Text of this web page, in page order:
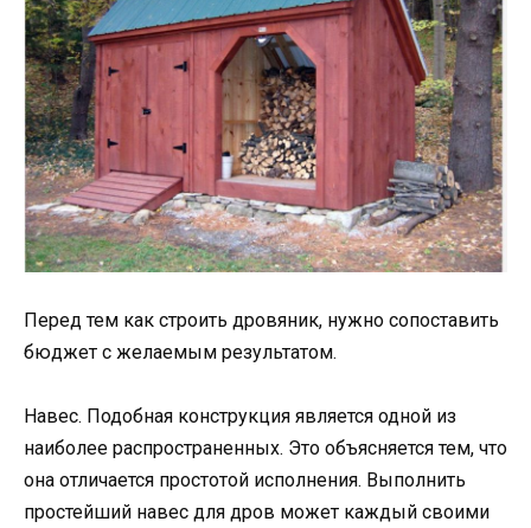
Перед тем как строить дровяник, нужно сопоставить
бюджет с желаемым результатом.
Навес. Подобная конструкция является одной из
наиболее распространенных. Это объясняется тем, что
она отличается простотой исполнения. Выполнить
простейший навес для дров может каждый своими